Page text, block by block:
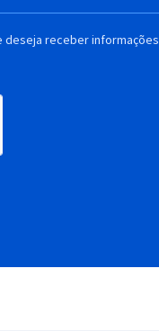
deseja receber informações